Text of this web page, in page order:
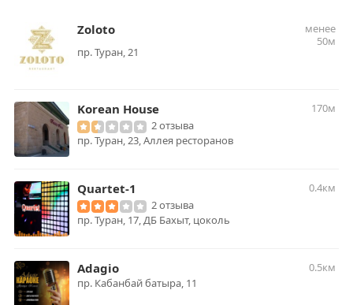
Zoloto
менее
50м
пр. Туран, 21
Korean House
170м
2 отзыва
пр. Туран, 23, Аллея ресторанов
Quartet-1
0.4км
2 отзыва
пр. Туран, 17, ДБ Бахыт, цоколь
Adagio
0.5км
пр. Кабанбай батыра, 11